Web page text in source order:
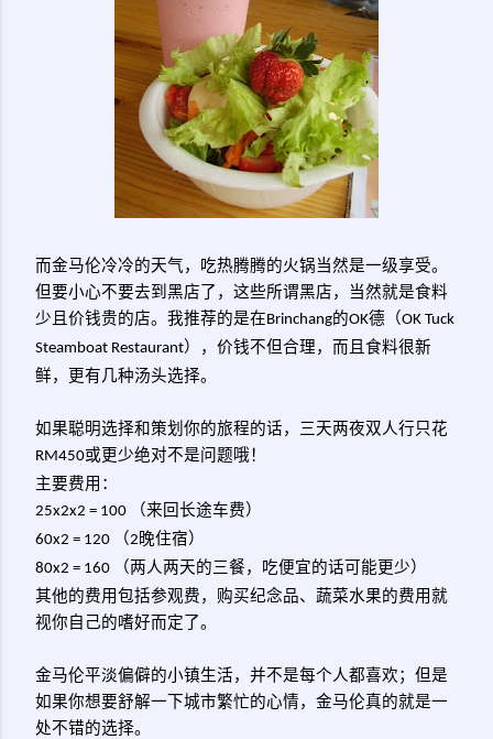
而金马伦冷冷的天气，吃热腾腾的火锅当然是一级享受。
但要小心不要去到黑店了，这些所谓黑店，当然就是食料
少且价钱贵的店。我推荐的是在Brinchang的OK德（OK Tuck
Steamboat Restaurant），价钱不但合理，而且食料很新
鲜，更有几种汤头选择。
如果聪明选择和策划你的旅程的话，三天两夜双人行只花
RM450或更少绝对不是问题哦！
主要费用：
25x2x2 = 100 （来回长途车费）
60x2 = 120 （2 晚住宿）
80x2 = 160
（两人两天的三餐，吃便宜的话可能更少）
其他的费用包括参观费，购买纪念品、蔬菜水果的费用就
视你自己的嗜好而定了。
金马伦平淡偏僻的小镇生活，并不是每个人都喜欢；但是
如果你想要舒解一下城市繁忙的心情，金马伦真的就是一
处不错的选择。